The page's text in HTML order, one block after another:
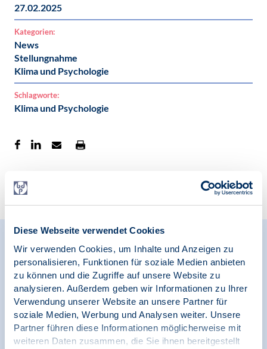
Diese Webseite verwendet Cookies
Wir verwenden Cookies, um Inhalte und Anzeigen zu
personalisieren, Funktionen für soziale Medien anbieten
zu können und die Zugriffe auf unsere Website zu
analysieren. Außerdem geben wir Informationen zu Ihrer
Verwendung unserer Website an unsere Partner für
soziale Medien, Werbung und Analysen weiter. Unsere
Partner führen diese Informationen möglicherweise mit
weiteren Daten zusammen, die Sie ihnen bereitgestellt
27.02.2025
Kategorien:
News
Stellungnahme
Klima und Psychologie
Schlagworte:
Klima und Psychologie
Zur Übersicht
Relevante Nachrichten
05.06.2025
News | Klima und Psychologie
Am 14. Juni 2025 ist Tag der Klimademokratie